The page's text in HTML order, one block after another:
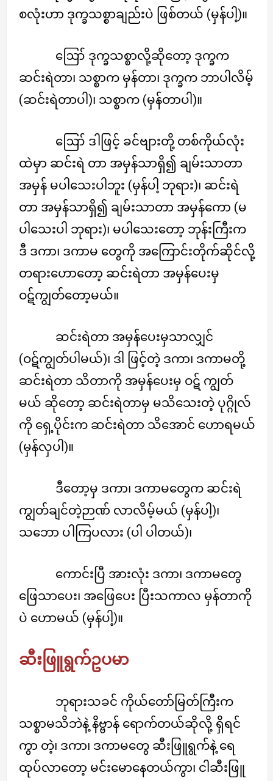
စလုံးဟာ ဒုက္ခသစ္စာချည်းပဲ ဖြစ်တယ် (မှန်ပါ့)။
ဪ ဒုက္ခသစ္စာလို့ဆိုတော့ ဒုက္ခက
ဆင်းရဲတာ၊ သစ္စာက မှန်တာ၊ ဒုက္ခက ဘာပါလိမ့်
(ဆင်းရဲတာပါ)၊ သစ္စာက (မှန်တာပါ)။
ဪ ဒါဖြင့် ခင်ဗျားတို့ တစ်ကိုယ်လုံး
ထဲမှာ ဆင်းရဲ တာ အမှန်သာရှိ၍ ချမ်းသာတာ
အမှန် မပါသေးပါဘူး (မှန်ပါ့ ဘုရား)၊ ဆင်းရဲ
တာ အမှန်သာရှိ၍ ချမ်းသာတာ အမှန်ကော (မ
ပါသေးပါ ဘုရား)၊ မပါသေးတော့ ဘုန်းကြီးက
ဒီ ဒကာ၊ ဒကာမ တွေကို အကြောင်းတိုက်ဆိုင်လို့
တရားဟောတော့ ဆင်းရဲတာ အမှန်ပေးမှ
ဝဋ်ကျွတ်တော့မယ်။
ဆင်းရဲတာ အမှန်ပေးမှသာလျှင်
(ဝဋ်ကျွတ်ပါမယ်)၊ ဒါ ဖြင့်တဲ့ ဒကာ၊ ဒကာမတို့
ဆင်းရဲတာ သိတာကို အမှန်ပေးမှ ဝဋ် ကျွတ်
မယ် ဆိုတော့ ဆင်းရဲတာမှ မသိသေးတဲ့ ပုဂ္ဂိုလ်
ကို ရှေ့ပိုင်းက ဆင်းရဲတာ သိအောင် ဟောရမယ်
(မှန်လှပါ)။
ဒီတော့မှ ဒကာ၊ ဒကာမတွေက ဆင်းရဲ
ကျွတ်ချင်တဲ့ဉာဏ် လာလိမ့်မယ် (မှန်ပါ့)၊
သဘော ပါကြပလား (ပါ ပါတယ်)၊
ကောင်းပြီ အားလုံး ဒကာ၊ ဒကာမတွေ
ဖြေသာပေး၊ အဖြေပေး ပြီးသကာလ မှန်တာကို
ပဲ ဟောမယ် (မှန်ပါ့)။
ဆီးဖြူရွက်ဥပမာ
ဘုရားသခင် ကိုယ်တော်မြတ်ကြီးက
သစ္စာမသိဘဲနဲ့ နိဗ္ဗာန် ရောက်တယ်ဆိုလို့ ရှိရင်
ကွာ တဲ့၊ ဒကာ၊ ဒကာမတွေ ဆီးဖြူရွက်နဲ့ ရေ
ထုပ်လာတော့ မင်းမောနေတယ်ကွာ၊ ငါဆီးဖြူ